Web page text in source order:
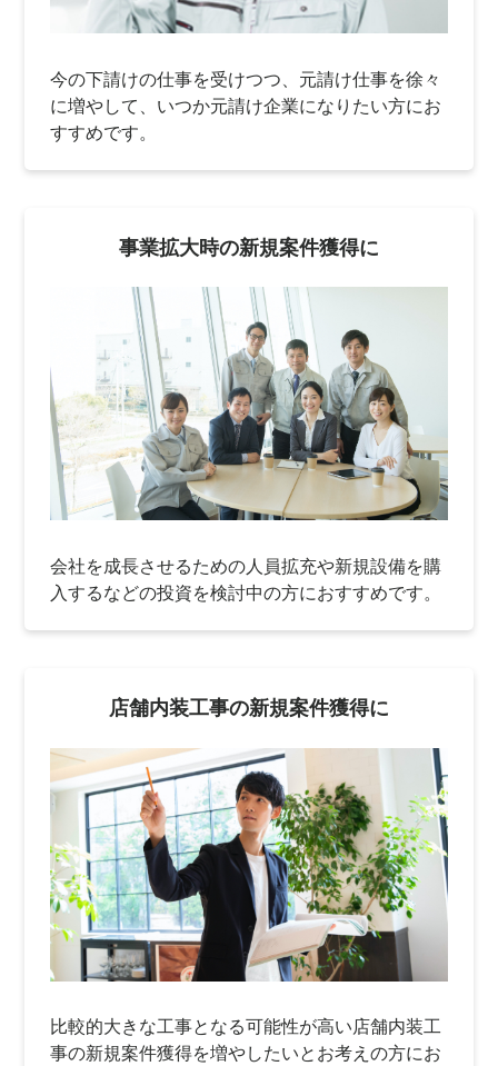
今の下請けの仕事を受けつつ、元請け仕事を徐々
に増やして、いつか元請け企業になりたい方にお
すすめです。
事業拡大時の新規案件獲得に
会社を成長させるための人員拡充や新規設備を購
入するなどの投資を検討中の方におすすめです。
店舗内装工事の新規案件獲得に
比較的大きな工事となる可能性が高い店舗内装工
事の新規案件獲得を増やしたいとお考えの方にお